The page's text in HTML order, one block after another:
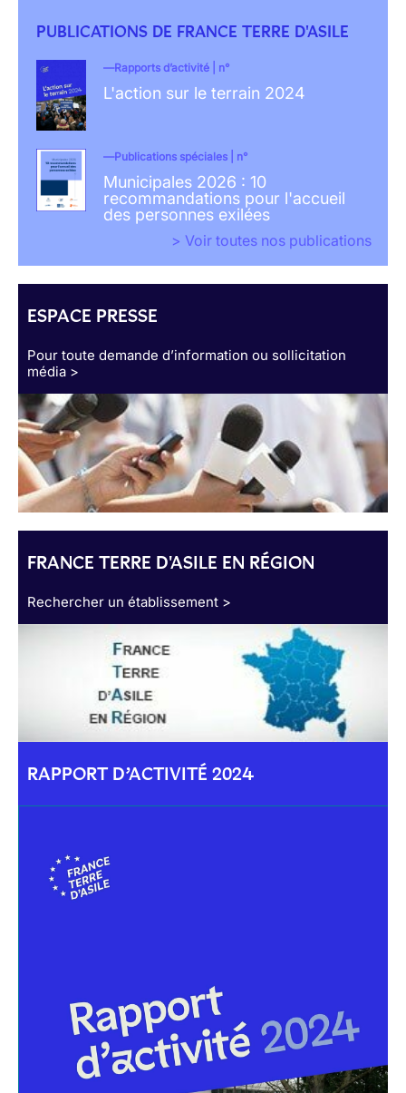
PUBLICATIONS DE FRANCE TERRE D'ASILE
Rapports d’activité | n°
L'action sur le terrain 2024
Publications spéciales | n°
Municipales 2026 : 10
recommandations pour l'accueil
des personnes exilées
> Voir toutes nos publications
ESPACE PRESSE
Pour toute demande d’information ou sollicitation
média >
FRANCE TERRE D'ASILE EN RÉGION
Rechercher un établissement >
RAPPORT D’ACTIVITÉ 2024